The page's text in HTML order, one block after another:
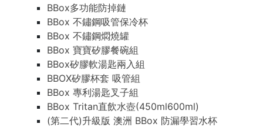
BBox多功能防掉鏈
BBox 不鏽鋼吸管保冷杯
BBox 不鏽鋼燜燒罐
BBox 寶寶矽膠餐碗組
BBox矽膠軟湯匙兩入組
BBOX矽膠杯套 吸管組
BBox 專利湯匙叉子組
BBox Tritan直飲水壺(450ml600ml)
(第二代)升級版 澳洲 BBox 防漏學習水杯